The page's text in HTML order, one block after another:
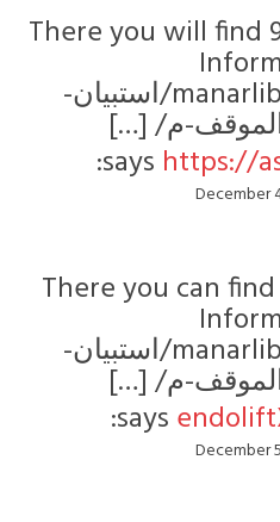
[…] There
manarlibya.com/2022/06/27/استبيان-
م/ […]
says:
[…] There
manarlibya.com/2022/06/27/استبيان-
م/ […]
says: